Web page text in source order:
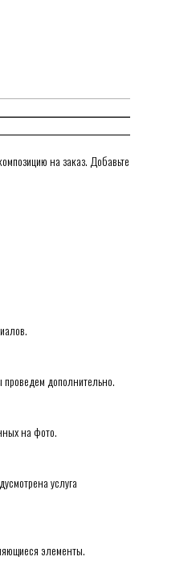
на заказ. Добавьте
проведем дополнительно.
на фото.
услуга
элементы.